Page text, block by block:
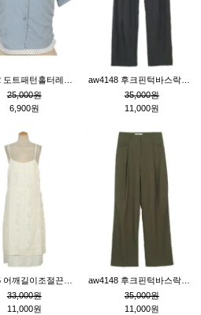
25,000원
6,900원
35,000원
11,000원
33,000원
11,000원
35,000원
11,000원